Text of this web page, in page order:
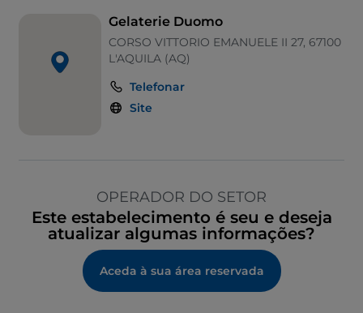
Gelaterie Duomo
CORSO VITTORIO EMANUELE II 27, 67100
L'AQUILA (AQ)
Telefonar
Site
OPERADOR DO SETOR
Este estabelecimento é seu e deseja
atualizar algumas informações?
Aceda à sua área reservada